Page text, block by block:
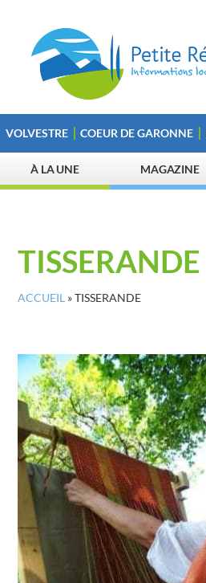
VOLVESTRE COEUR DE GARONNE
À LA UNE MAGAZINE
TISSERANDE
ACCUEIL »TISSERANDE